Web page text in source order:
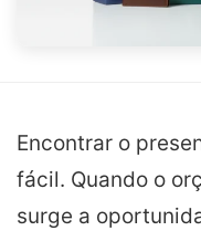
Encontrar o
fácil. Quando o
surge a